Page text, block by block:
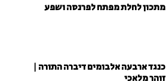
מתכון לחלת מפתח לפרנסה ושפע
כנגד ארבעה אלבומים דיברה התורה |
זוהר מלאכי